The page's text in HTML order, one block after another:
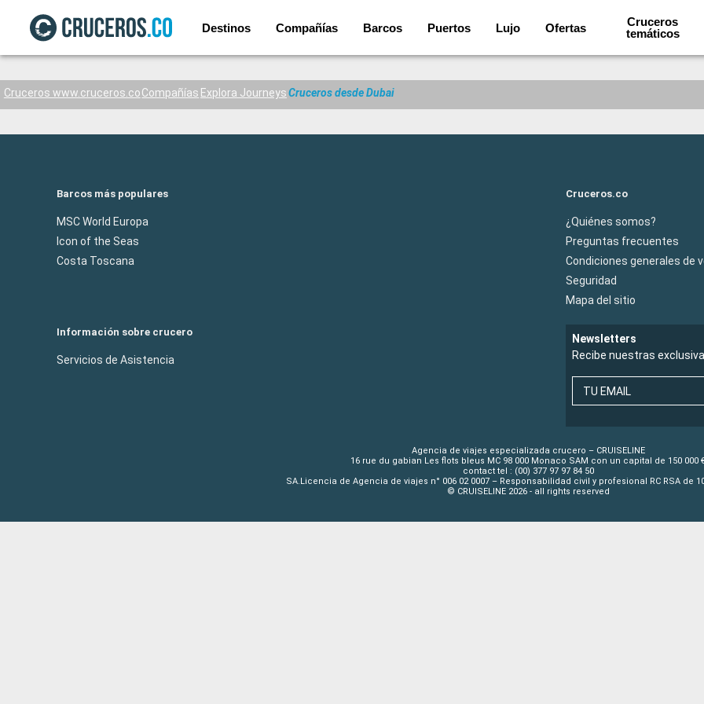
Destinos Compañías Barcos Puertos Lujo Ofertas
Cruceros
temáticos
Cruceros www.cruceros.coCompañías Explora JourneysCruceros desde Dubai
Barcos más populares
MSC World Europa
Icon of the Seas
Costa Toscana
Cruceros.co
¿Quiénes somos?
Preguntas frecuentes
Condiciones generales de
Seguridad
Mapa del sitio
Información sobre crucero
Servicios de Asistencia
Newsletters
Recibe nuestras
TU EMAIL
Agencia de viajes especializada crucero – CRUISELINE
16 rue du gabian Les flots bleus MC 98 000 Monaco SAM con un capital de 150 000 €
contact tel : (00) 377 97 97 84 50
SA.Licencia de Agencia de viajes n° 006 02 0007 – Responsabilidad civil y profesional RC RSA de 10
© CRUISELINE 2026 - all rights reserved